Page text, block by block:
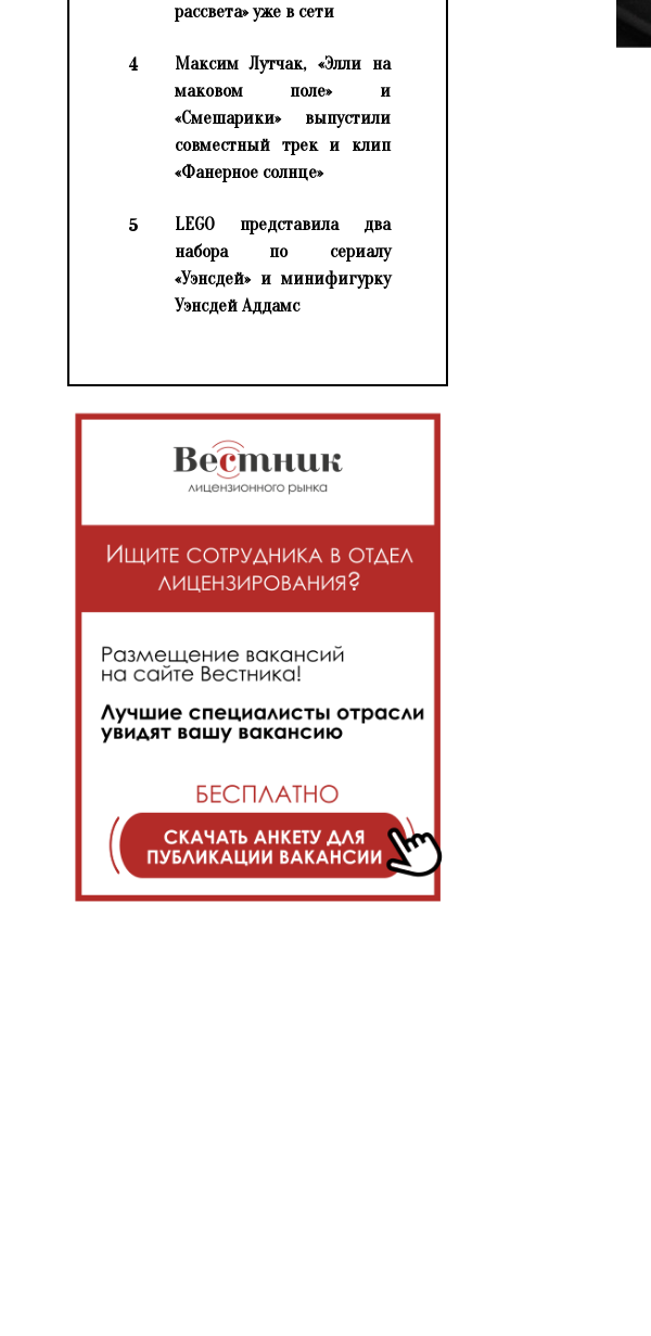
рассвета» уже в сети
4
Максим Лутчак, «Элли на
маковом поле» и
«Смешарики» выпустили
совместный трек и клип
«Фанерное солнце»
5
LEGO представила два
набора по сериалу
«Уэнсдей» и минифигурку
Уэнсдей Аддамс